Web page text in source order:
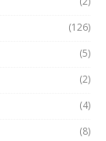
(126)
(5)
(2)
(4)
(8)